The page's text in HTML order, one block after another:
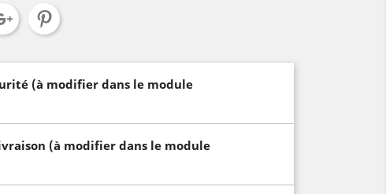
(à modifier dans le module
(à modifier dans le module